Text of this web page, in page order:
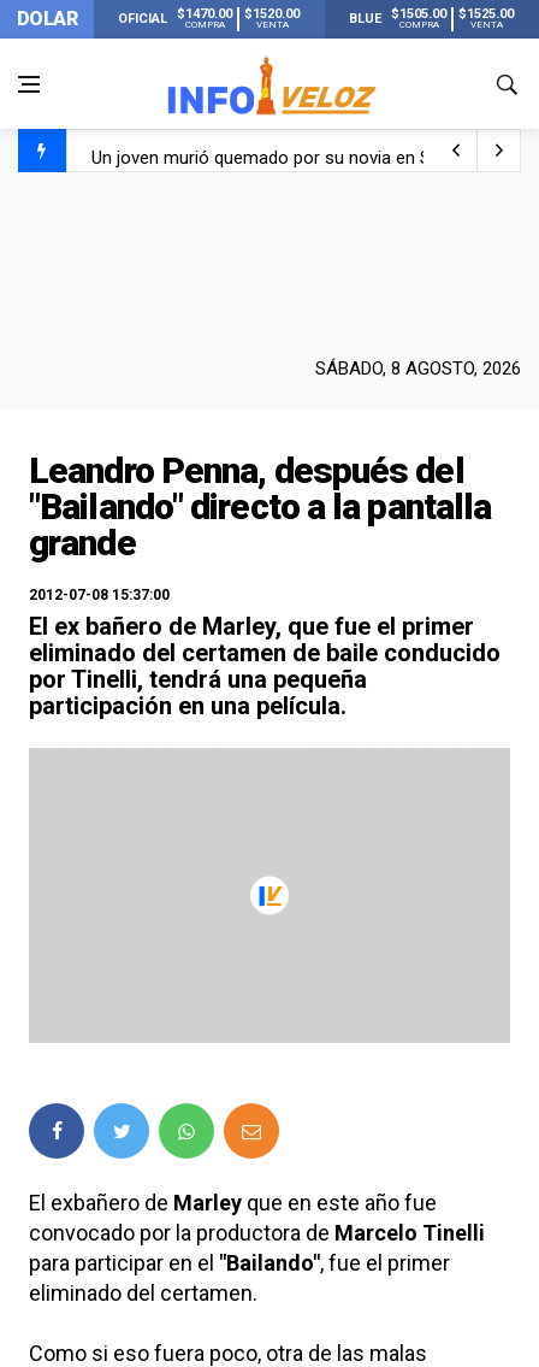
DOLAR OFICIAL $1470.00
COMPRA
$1520.00
VENTA BLUE $1505.00
COMPRA
$1525.00
VENTA
Un joven murió quemado por su novia en San Luis:
SÁBADO, 8 AGOSTO, 2026
Leandro Penna, después del
"Bailando" directo a la pantalla
grande
2012-07-08 15:37:00
El ex bañero de Marley, que fue el primer
eliminado del certamen de baile conducido
por Tinelli, tendrá una pequeña
participación en una película.
El exbañero de Marley que en este año fue
convocado por la productora de Marcelo Tinelli
para participar en el "Bailando", fue el primer
eliminado del certamen.
Como si eso fuera poco, otra de las malas